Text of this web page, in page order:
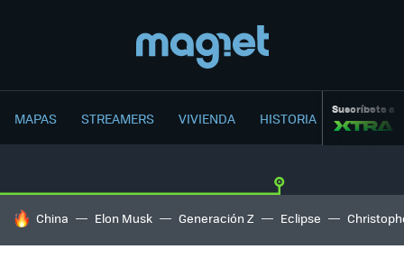
MAPAS STREAMERS VIVIENDA HISTORIA Suscríbete a
HOY SE HABLA DE
China Elon Musk Generación Z Eclipse